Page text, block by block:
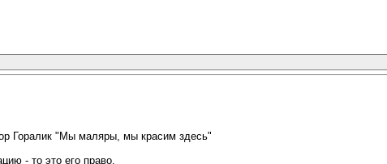
Горалик "Мы маляры, мы красим здесь"
- то это его право.